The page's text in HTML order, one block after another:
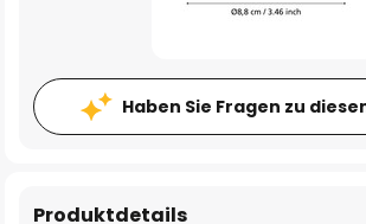
Haben Sie Fragen zu
Produktdetails